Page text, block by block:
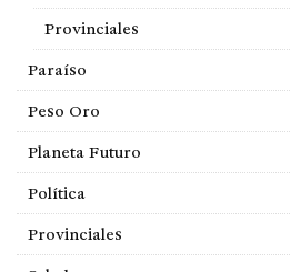
Provinciales
Paraíso
Peso Oro
Planeta Futuro
Política
Provinciales